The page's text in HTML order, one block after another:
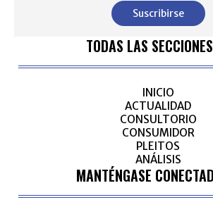
Suscribirse
TODAS LAS SECCIONES
INICIO
ACTUALIDAD
CONSULTORIO
CONSUMIDOR
PLEITOS
ANÁLISIS
MANTÉNGASE